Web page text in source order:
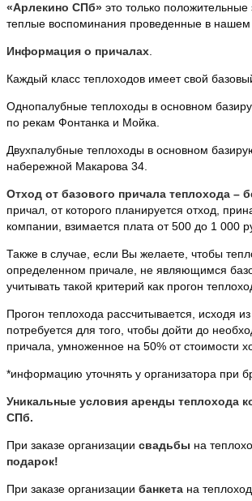
«Арлекино СПб» это только
теплые воспоминания проведенные в нашем
Информация о причалах.
Каждый класс теплоходов имеет свой
Однопалубные теплоходы в основном
по рекам Фонтанка и Мойка.
Двухпалубные теплоходы в основном
набережной Макарова 34.
Отход от базового причала теплохода –
причал, от которого планируется отход,
компании, взимается плата от 500 до 1 000
Также в случае, если Вы желаете, чтобы
определенном причале, не являющимся
учитывать такой критерий как прогон
Прогон теплохода рассчитывается, исходя
потребуется для того, чтобы дойти до
причала, умноженное на 50% от стоимости
*информацию уточнять у организатора при
Уникальные условия аренды теплохода
СПб.
При заказе организации свадьбы на
подарок!
При заказе организации банкета на